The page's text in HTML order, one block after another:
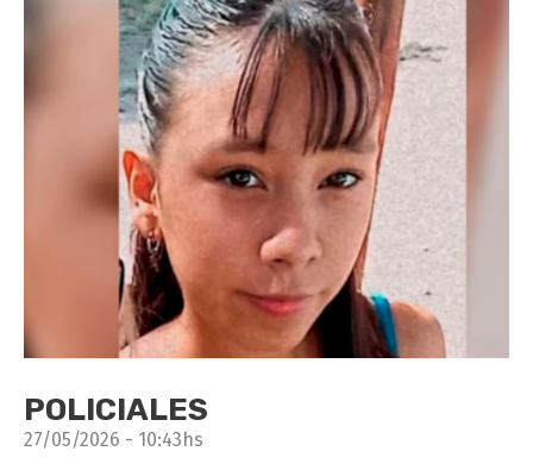
POLICIALES
27/05/2026 - 10:43hs